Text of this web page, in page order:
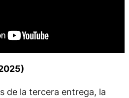
de la tercera entrega, la